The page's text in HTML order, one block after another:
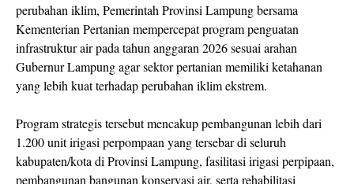
perubahan iklim, Pemerintah Provinsi Lampung bersama
Kementerian Pertanian mempercepat program penguatan
infrastruktur air pada tahun anggaran 2026 sesuai arahan
Gubernur Lampung agar sektor pertanian memiliki ketahanan
yang lebih kuat terhadap perubahan iklim ekstrem.
Program strategis tersebut mencakup pembangunan lebih dari
1.200 unit irigasi perpompaan yang tersebar di seluruh
kabupaten/kota di Provinsi Lampung, fasilitasi irigasi perpipaan,
pembangunan bangunan konservasi air, serta rehabilitasi